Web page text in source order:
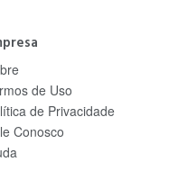
de Uso
de Privacidade
Conosco